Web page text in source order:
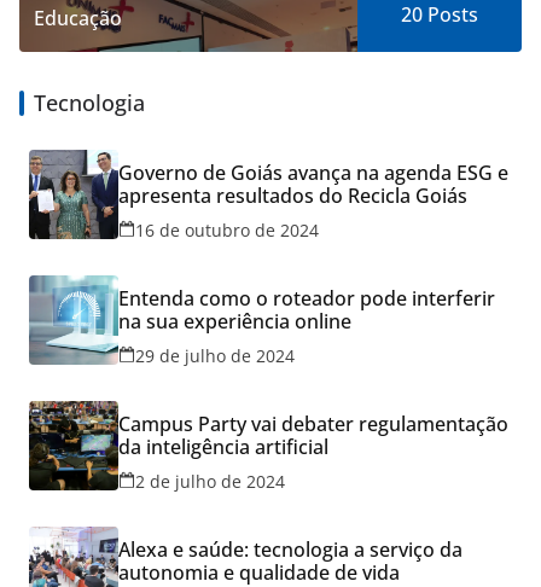
Educação 20 Posts
Tecnologia
Governo de Goiás avança na agenda ESG e
apresenta resultados do Recicla Goiás
16 de outubro de 2024
Entenda como o roteador pode interferir
na sua experiência online
29 de julho de 2024
Campus Party vai debater regulamentação
da inteligência artificial
2 de julho de 2024
Alexa e saúde: tecnologia a serviço da
autonomia e qualidade de vida